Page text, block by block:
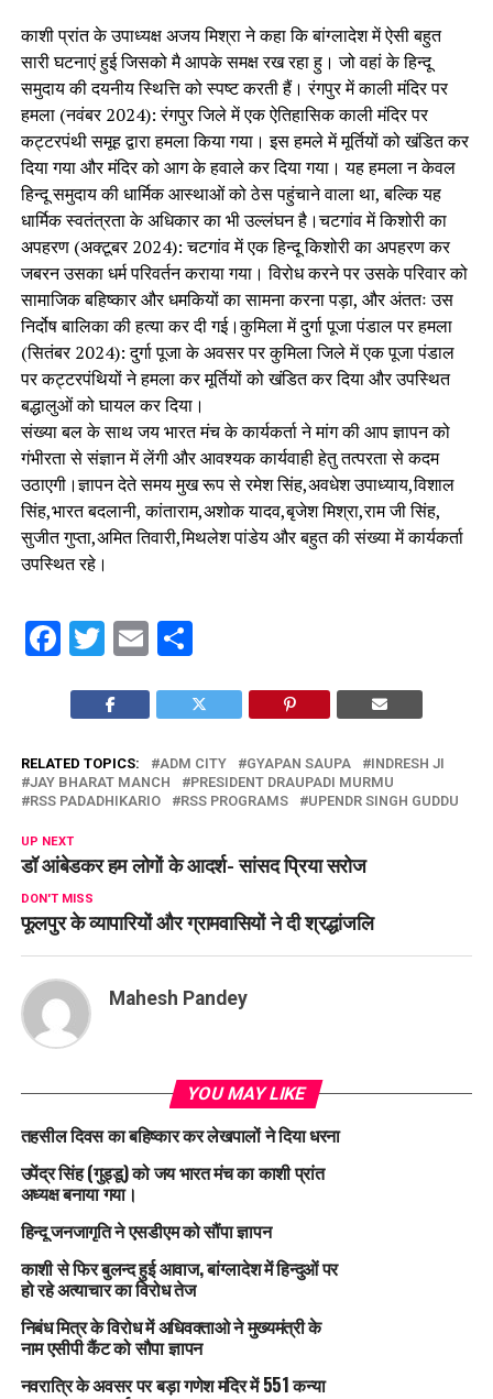
काशी प्रांत के उपाध्यक्ष अजय मिश्रा ने कहा कि बांग्लादेश में ऐसी बहुत
सारी घटनाएं हुई जिसको मै आपके समक्ष रख रहा हु। जो वहां के हिन्दू
समुदाय की दयनीय स्थित्ति को स्पष्ट करती हैं। रंगपुर में काली मंदिर पर
हमला (नवंबर 2024): रंगपुर जिले में एक ऐतिहासिक काली मंदिर पर
कट्टरपंथी समूह द्वारा हमला किया गया। इस हमले में मूर्तियों को खंडित कर
दिया गया और मंदिर को आग के हवाले कर दिया गया। यह हमला न केवल
हिन्दू समुदाय की धार्मिक आस्थाओं को ठेस पहुंचाने वाला था, बल्कि यह
धार्मिक स्वतंत्रता के अधिकार का भी उल्लंघन है।चटगांव में किशोरी का
अपहरण (अक्टूबर 2024): चटगांव में एक हिन्दू किशोरी का अपहरण कर
जबरन उसका धर्म परिवर्तन कराया गया। विरोध करने पर उसके परिवार को
सामाजिक बहिष्कार और धमकियों का सामना करना पड़ा, और अंततः उस
निर्दोष बालिका की हत्या कर दी गई।कुमिला में दुर्गा पूजा पंडाल पर हमला
(सितंबर 2024): दुर्गा पूजा के अवसर पर कुमिला जिले में एक पूजा पंडाल
पर कट्टरपंथियों ने हमला कर मूर्तियों को खंडित कर दिया और उपस्थित
बद्धालुओं को घायल कर दिया।
संख्या बल के साथ जय भारत मंच के कार्यकर्ता ने मांग की आप ज्ञापन को
गंभीरता से संज्ञान में लेंगी और आवश्यक कार्यवाही हेतु तत्परता से कदम
उठाएगी।ज्ञापन देते समय मुख रूप से रमेश सिंह,अवधेश उपाध्याय,विशाल
सिंह,भारत बदलानी, कांताराम,अशोक यादव,बृजेश मिश्रा,राम जी सिंह,
सुजीत गुप्ता,अमित तिवारी,मिथलेश पांडेय और बहुत की संख्या में कार्यकर्ता
उपस्थित रहे।
Facebook
Twitter
EmailShare
RELATED TOPICS: ADM CITY GYAPAN SAUPA
INDRESH JI
JAY BHARAT MANCH
PRESIDENT DRAUPADI MURMU
RSS PADADHIKARIO
RSS PROGRAMS UPENDR SINGH GUDDU
UP NEXT
डॉ आंबेडकर हम लोगों के आदर्श- सांसद प्रिया सरोज
DON'T MISS
फूलपुर के व्यापारियों और ग्रामवासियों ने दी श्रद्धांजलि
Mahesh Pandey
YOU MAY LIKE
तहसील दिवस का बहिष्कार कर लेखपालों ने दिया धरना
उपेंद्र सिंह (गुड्डू) को जय भारत मंच का काशी प्रांत
अध्यक्ष बनाया गया।
हिन्दू जनजागृति ने एसडीएम को सौंपा ज्ञापन
काशी से फिर बुलन्द हुई आवाज, बांग्लादेश में हिन्दुओं पर
हो रहे अत्याचार का विरोध तेज
निबंध मित्र के विरोध में अधिवक्ताओ ने मुख्यमंत्री के
नाम एसीपी कैंट को सौपा ज्ञापन
नवरात्रि के अवसर पर बड़ा गणेश मंदिर में 551 कन्या